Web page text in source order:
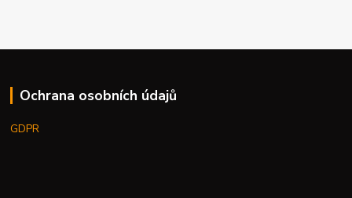
Ochrana osobních údajů
GDPR